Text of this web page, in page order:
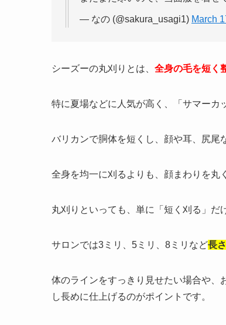
— なの (@sakura_usagi1) March
シーズーの丸刈りとは、 全身の毛を短く
特に夏場などに人気が高く、「サマーカ
バリカンで胴体を短くし、顔や耳、尻尾
全身を均一に刈るよりも、顔まわりを丸
丸刈りといっても、単に「短く刈る」だ
サロンでは3ミリ、5ミリ、8ミリなど長
体のラインをすっきり見せたい場合や、
し長めに仕上げるのがポイントです。